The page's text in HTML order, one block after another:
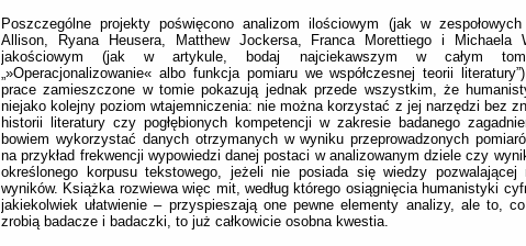
Poszczególne projekty poświęcono analizom ilościowym (jak w
Allison, Ryana Heusera, Matthew Jockersa, Franca Morettiego i Michaela
jakościowym (jak w artykule, bodaj najciekawszym w całym
„»Operacjonalizowanie« albo funkcja pomiaru we współczesnej teorii
prace zamieszczone w tomie pokazują jednak przede wszystkim, że
niejako kolejny poziom wtajemniczenia: nie można korzystać z jej narzędzi bez
historii literatury czy pogłębionych kompetencji w zakresie badanego
bowiem wykorzystać danych otrzymanych w wyniku przeprowadzonych
na przykład frekwencji wypowiedzi danej postaci w analizowanym dziele czy
określonego korpusu tekstowego, jeżeli nie posiada się wiedzy pozwalającej
wyników. Książka rozwiewa więc mit, według którego osiągnięcia humanistyki
jakiekolwiek ułatwienie – przyspieszają one pewne elementy analizy, ale to,
zrobią badacze i badaczki, to już całkowicie osobna kwestia.